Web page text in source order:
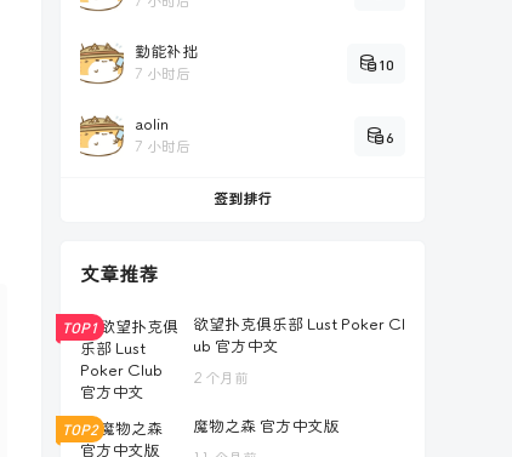
勤能补拙
7 小时后
10
aolin
7 小时后
6
签到排行
文章推荐
TOP1
欲望扑克俱乐部 Lust Poker Cl
ub 官方中文
2 个月前
TOP2 魔物之森 官方中文版